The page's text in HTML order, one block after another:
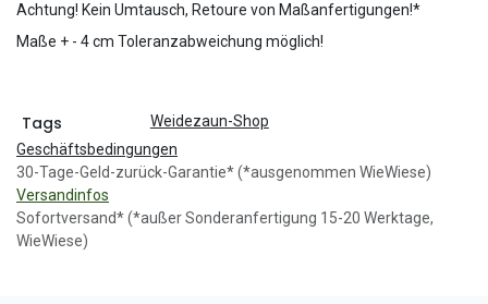
Achtung! Kein Umtausch, Retoure von Maßanfertigungen!*
Maße + - 4 cm Toleranzabweichung möglich!
Tags
Weidezaun-Shop
Geschäftsbedingungen
30-Tage-Geld-zurück-Garantie* (*ausgenommen WieWiese)
Versandinfos
Sofortversand* (*außer Sonderanfertigung 15-20 Werktage,
WieWiese)